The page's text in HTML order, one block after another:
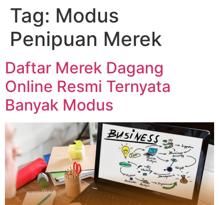
Tag: Modus
Penipuan Merek
Daftar Merek Dagang
Online Resmi Ternyata
Banyak Modus